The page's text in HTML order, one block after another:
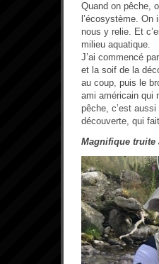
Quand on pêche,
l’écosystème.
nous y relie. Et
milieu aquatique.
J’ai commencé
et la soif de la
au coup, puis le
ami américain qui
pêche, c’est
découverte, qui
Magnifique truite